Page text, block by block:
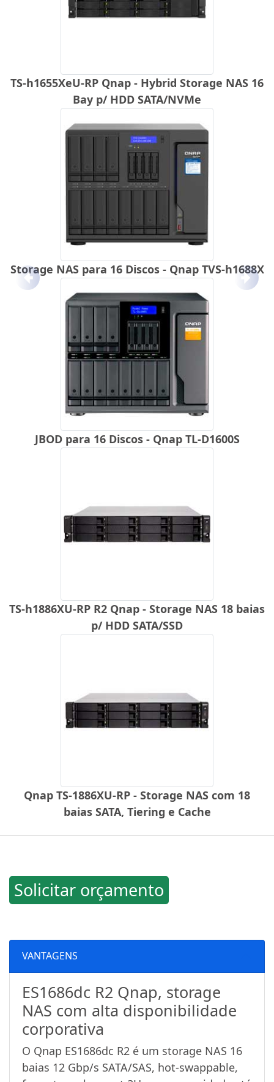
TS-h1655XeU-RP Qnap - Hybrid Storage NAS 16
Bay p/ HDD SATA/NVMe
Storage NAS para 16 Discos - Qnap TVS-h1688X
JBOD para 16 Discos - Qnap TL-D1600S
TS-h1886XU-RP R2 Qnap - Storage NAS 18 baias
p/ HDD SATA/SSD
Qnap TS-1886XU-RP - Storage NAS com 18
baias SATA, Tiering e Cache
Anterior
Solicitar orçamento
VANTAGENS
ES1686dc R2 Qnap, storage
NAS com alta disponibilidade
corporativa
O Qnap ES1686dc R2 é um storage NAS 16
baias 12 Gbp/s SATA/SAS, hot-swappable,